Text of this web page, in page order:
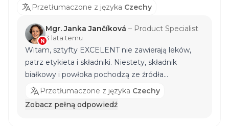
Przetłumaczone z języka Czechy
N
Mgr. Janka Jančíková – Product Specialist
3 lata temu
Witam, sztyfty EXCELENT nie zawierają leków,
patrz etykieta i składniki. Niestety, składnik
białkowy i powłoka pochodzą ze źródła
mlecznego, a zatem nie jest to produkt bez
wszystkie alergeny zgodnie z przepisami są
Przetłumaczone z języka Czechy
Zobacz pełną odpowiedź